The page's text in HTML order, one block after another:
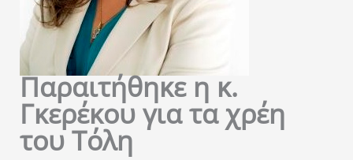
Παραιτήθηκε η κ.
Γκερέκου για τα χρέη
του Τόλη